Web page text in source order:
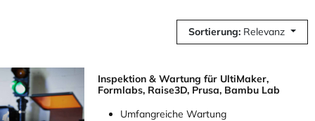
Sortierung: Relevanz
Inspektion & Wartung für UltiMaker,
Formlabs, Raise3D, Prusa, Bambu Lab
Umfangreiche Wartung